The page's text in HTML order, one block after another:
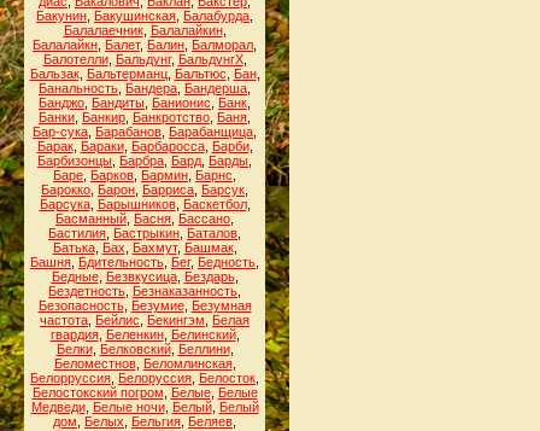
Бакунин Бакушинская Балабурда
Балалаечник, Балалайкин,
Балалайкн Балет, Балин Балморал
Балотелли, Бальдунг, БальдунгХ,
Бальзак, Бальтерманц, Бальтюс Бан,
Банальность Бандера Бандерша
Банджо Бандиты Банионис Банк
Банки Банкир Банкротство Баня
Бар-сука Барабанов Барабанщица
Барак, Бараки, Барбаросса, Барби,
Барбизонцы Барбра Бард Барды
Баре Барков Бармин Барнс
Барокко Барон Барриса Барсук
Барсука, Барышников, Баскетбол,
Басманный Басня Бассано
Бастилия Бастрыкин Баталов
Батька, Бах Бахмут, Башмак,
Башня Бдительность Бег, Бедность
Бедные, Безвкусица, Бездарь,
Бездетность Безнаказанность
Безопасность, Безумие, Безумная
частота Бейлис Бекингэм
Белая
гвардия, Беленкин, Белинский,
Белки, Белковский, Беллини,
Беломестнов, Беломлинская,
Белорруссия Белоруссия Белосток
Белостокский погром
Белые, Белые
Медведи, Белые ночи, Белый, Белый
дом
Белых Бельгия Беляев